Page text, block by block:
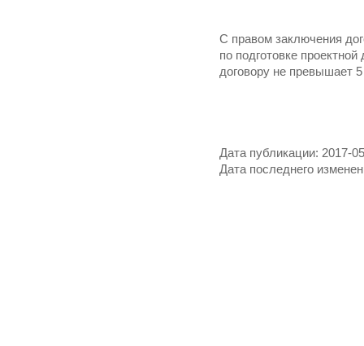
С правом заключения
по подготовке
договору не превышает
Дата публикации: 2017-
Дата последнего